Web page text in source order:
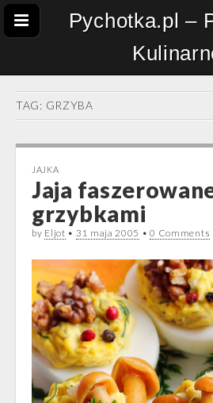
Pychotka.pl –
TAG: GRZYBA
JAJKA
Jaja
grzybkami
by Eljot • 31 maja 2005 •0 Comments